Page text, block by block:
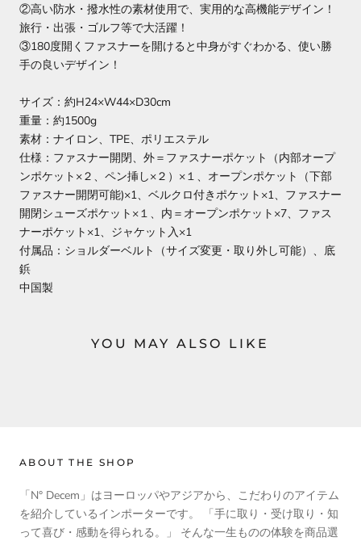
②高い防水・撥水性の素材使用で、実用的な高機能デザイン！
旅行・出張・ゴルフ等で大活躍！
③180度開くファスナーを開けると中身がすぐわかる、使い勝
手の良いデザイン！
サイズ：約H24×W44×D30cm
重量：約1500g
素材：ナイロン、TPE、ポリエステル
仕様：ファスナー開閉、外＝ファスナーポケット（内部オープ
ンポケット×２、ペン挿し×２）×１、オープンポケット（下部
ファスナー開閉可能)×1、ベルクロ付きポケット×1、ファスナー
開閉シューズポケット×１、内＝オープンポケット×7、ファス
ナーポケット×1、ジャケット入×1
付属品：ショルダーベルト（サイズ変更・取り外し可能）、底
鋲
中国製
YOU MAY ALSO LIKE
ABOUT THE SHOP
「N° Decem」はヨーロッパやアジアから、こだわりのアイテム
を紹介しているインポーターです。 「手に取り・受け取り・知
って喜び・感動を得られる。」 そんな一生ものの体験を商品選